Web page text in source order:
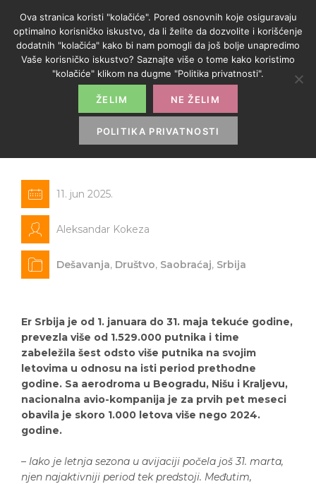
Za pola godine više od 1.5
miliona putnika na letovima Er
11. jun 2025.
Aleksandar Kokeza
Dešavanja, Društvo, Saobraćaj, Srbija
Er Srbija je od 1. januara do 31. maja tekuće godine,
prevezla više od 1.529.000 putnika i time
zabeležila šest odsto više putnika na svojim
letovima u odnosu na isti period prethodne
godine. Sa aerodroma u Beogradu, Nišu i Kraljevu,
nacionalna avio-kompanija je za prvih pet meseci
obavila je skoro 1.000 letova više nego 2024.
godine.
– Iako je letnja sezona u avijaciji počela još 31. marta,
njen najaktivniji period tek predstoji. Međutim,
Ova stranica koristi "kolačiće". Pored osnovnih koje osiguravaju
optimalno korisničko iskustvo, da li želite da dozvolite i korišćenje
dodatnih "kolačića" kako bi nam pomogli da još bolje unapredimo
Vaše korisničko iskustvo? Saznajte više o tome kako koristimo
"kolačiće" klikom na dugme "Politika privatnosti".
ŽELIM NE ŽELIM
POLITIKA PRIVATNOSTI